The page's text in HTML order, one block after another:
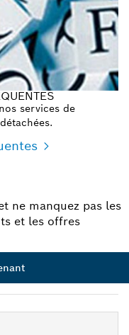
services de
ne manquez pas les
et les offres